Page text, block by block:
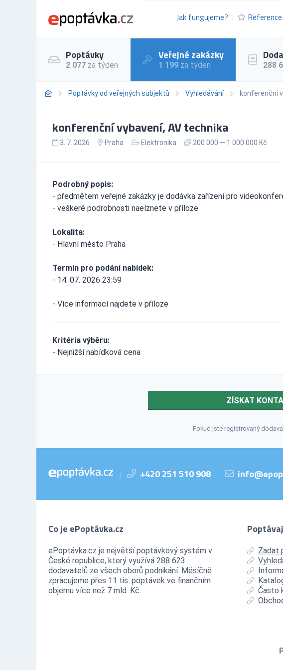
Jak fungujeme? Reference
Poptávky
2 077 za týden
Veřejné zakázky
1 199 za týden 288
Poptávky od veřejných subjektů Vyhledávání konferenční
konferenční vybavení, AV technika
3. 7. 2026 Praha Elektronika 200 000 — 1 000 000 Kč
Podrobný popis:
- předmětem veřejné zakázky je dodávka zařízení pro
- veškeré podrobnosti naelznete v příloze
Lokalita:
- Hlavní město Praha
Termín pro podání nabídek:
- 14. 07. 2026 23:59
- Více informací najdete v příloze
Kritéria výběru:
- Nejnižší nabídková cena
ZÍSKAT
Pokud jste registrovaný
| +420 251 510 908 |
Co je ePoptávka.cz
ePoptávka.cz je největší poptávkový systém v
České republice, který využívá 288 623
dodavatelů ze všech oborů podnikání. Měsíčně
zpracujeme přes 11 tis. poptávek ve finančním
objemu více než 7 mld. Kč.
Zadat
Často